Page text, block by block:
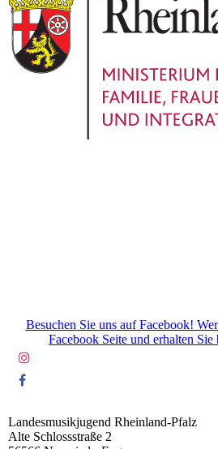
Besuchen Sie uns auf Facebook!
Facebook Seite und erhalten Sie
Landesmusikjugend Rheinland-Pfalz
Alte Schlossstraße 2